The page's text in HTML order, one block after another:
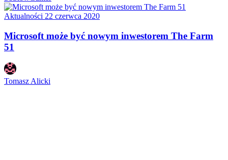
Aktualności 22 czerwca 2020
Microsoft może być nowym inwestorem The Farm
51
Tomasz Alicki